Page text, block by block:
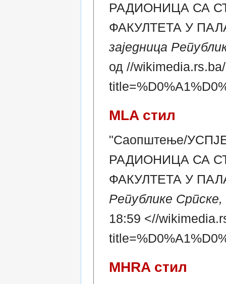
РАДИОНИЦА СА
ФАКУЛТЕТА У
заједница
од //
MLA стил
"Саопштење/
РАДИОНИЦА СА
ФАКУЛТЕТА У
Републике Српске,
18:59 <//
MHRA стил